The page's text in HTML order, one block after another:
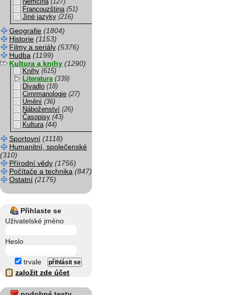
Němčina (127)
Francouzština (51)
Jiné jazyky (216)
Geografie (1804)
Historie (1153)
Filmy a seriály (5376)
Hudba (1199)
Kultura a knihy (1290)
Knihy (615)
Literatura (339)
Divadlo (18)
Cimrmanologie (27)
Umění (36)
Náboženství (26)
Časopisy (43)
Kultura (44)
Sportovní (1118)
Humanitní, společenské
(310)
Přírodní vědy (1756)
Počítače a technika (847)
Ostatní (2175)
Přihlaste se
Uživatelské jméno
Heslo
trvale
založit zde účet